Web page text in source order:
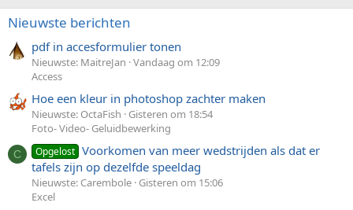
Nieuwste berichten
pdf in accesformulier tonen
Nieuwste: MaitreJan Vandaag om 12:09
Access
Hoe een kleur in photoshop zachter maken
Nieuwste: OctaFish
Gisteren om 18:54
Foto- Video- Geluidbewerking
C Opgelost Voorkomen van meer wedstrijden als dat er
tafels zijn op dezelfde speeldag
Nieuwste: Carembole Gisteren om 15:06
Excel